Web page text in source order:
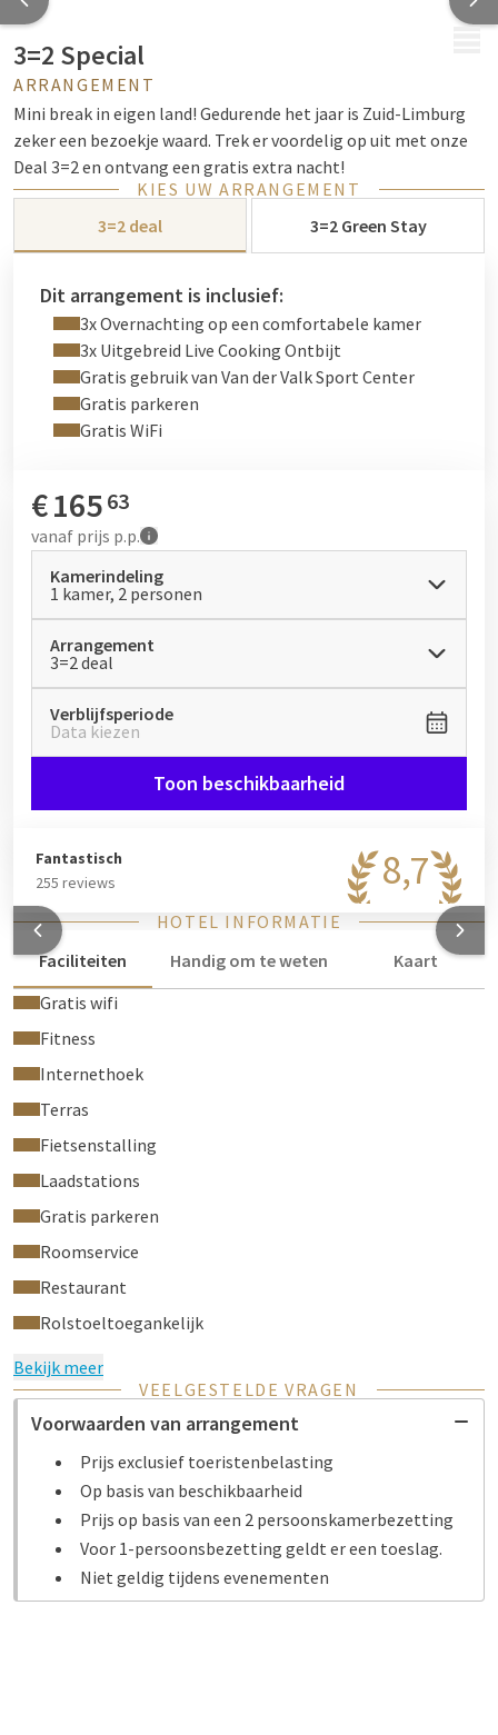
3=2 Special
ARRANGEMENT
Mini break in eigen land! Gedurende het jaar is Zuid-Limburg
zeker een bezoekje waard. Trek er voordelig op uit met onze
Deal 3=2 en ontvang een gratis extra nacht!
KIES UW ARRANGEMENT
3=2 deal
3=2 Green Stay
Dit arrangement is inclusief:
3x Overnachting op een comfortabele kamer
3x Uitgebreid Live Cooking Ontbijt
Gratis gebruik van Van der Valk Sport Center
Gratis parkeren
Gratis WiFi
€165 63
vanaf prijs p.p.
Kamerindeling
1 kamer, 2 personen
Arrangement
3=2 deal
Verblijfsperiode
Data kiezen
Toon beschikbaarheid
8,7
Fantastisch
255 reviews
HOTEL INFORMATIE
Faciliteiten
Handig om te weten
Kaart
Gratis wifi
Fitness
Internethoek
Terras
Fietsenstalling
Laadstations
Gratis parkeren
Roomservice
Restaurant
Rolstoeltoegankelijk
Bekijk meer
VEELGESTELDE VRAGEN
Voorwaarden van arrangement
Prijs exclusief toeristenbelasting
Op basis van beschikbaarheid
Prijs op basis van een 2 persoonskamerbezetting
Voor 1-persoonsbezetting geldt er een toeslag.
Niet geldig tijdens evenementen